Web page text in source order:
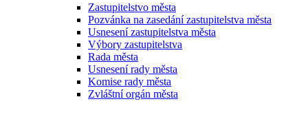
Zastupitelstvo města
Pozvánka na zasedání zastupitelstva města
Usnesení zastupitelstva města
Výbory zastupitelstva
Rada města
Usnesení rady města
Komise rady města
Zvláštní orgán města